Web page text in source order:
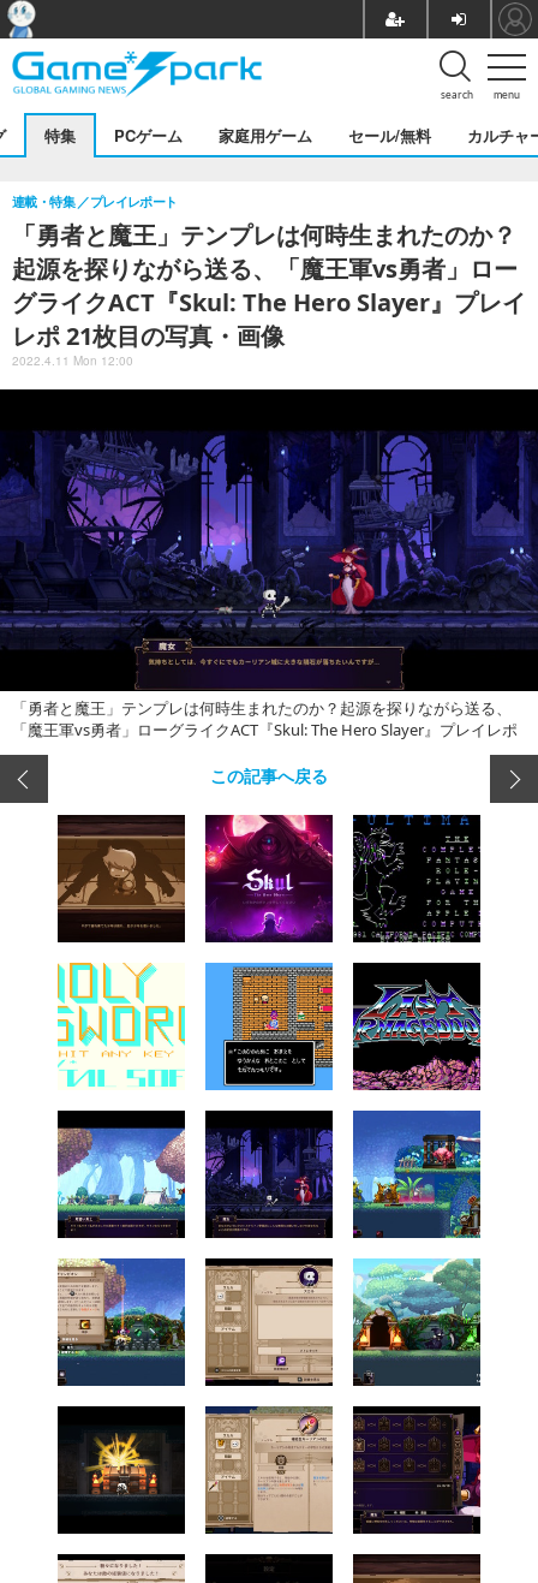
menu
search
特集 PCゲーム 家庭用ゲーム セール/無料 カルチャ
「勇者と魔王」テンプレは何時生まれたのか？
起源を探りながら送る、「魔王軍vs勇者」ロー
グライクACT『Skul: The Hero Slayer』プレイ
レポ 21枚目の写真・画像
連載・特集 プレイレポート
2022.4.11 Mon 12:00
「勇者と魔王」テンプレは何時生まれたのか？起源を探りながら送る、
「魔王軍vs勇者」ローグライクACT『Skul: The Hero Slayer』プレイレポ
この記事へ戻る